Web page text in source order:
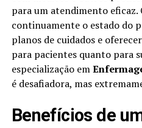
para um atendimento
continuamente o estado do
planos de cuidados e
para pacientes quanto para
especialização em
é desafiadora, mas
Benefícios de